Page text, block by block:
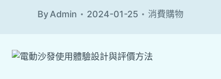
ByAdmin 2024-01-25 消費購物